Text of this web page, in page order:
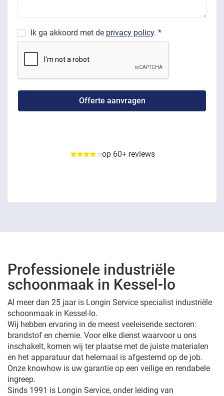
Ik ga akkoord met de privacy policy. *
op 60+ reviews
Professionele industriële
schoonmaak in Kessel-lo
Al meer dan 25 jaar is Longin Service specialist industriële
schoonmaak in Kessel-lo.
Wij hebben ervaring in de meest veeleisende sectoren:
brandstof en chemie. Voor elke dienst waarvoor u ons
inschakelt, komen wij ter plaatse met de juiste materialen
en het apparatuur dat helemaal is afgestemd op de job.
Onze knowhow is uw garantie op een veilige en rendabele
ingreep.
Sinds 1991 is Longin Service, onder leiding van